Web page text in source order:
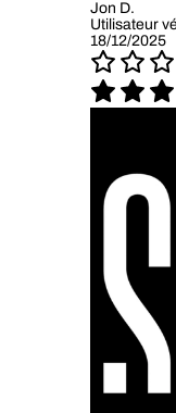
Jon D.
Utilisateur
18/12/2025